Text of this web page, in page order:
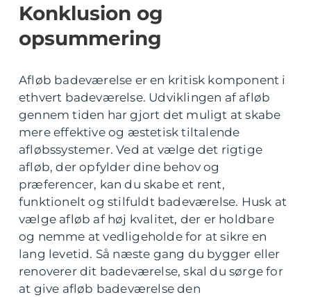
Konklusion og
opsummering
Afløb badeværelse er en kritisk komponent i
ethvert badeværelse. Udviklingen af afløb
gennem tiden har gjort det muligt at skabe
mere effektive og æstetisk tiltalende
afløbssystemer. Ved at vælge det rigtige
afløb, der opfylder dine behov og
præferencer, kan du skabe et rent,
funktionelt og stilfuldt badeværelse. Husk at
vælge afløb af høj kvalitet, der er holdbare
og nemme at vedligeholde for at sikre en
lang levetid. Så næste gang du bygger eller
renoverer dit badeværelse, skal du sørge for
at give afløb badeværelse den